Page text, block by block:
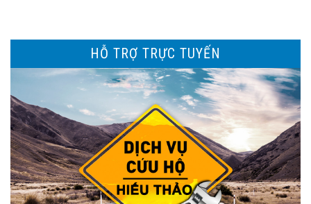
HỖ TRỢ TRỰC TUYẾN